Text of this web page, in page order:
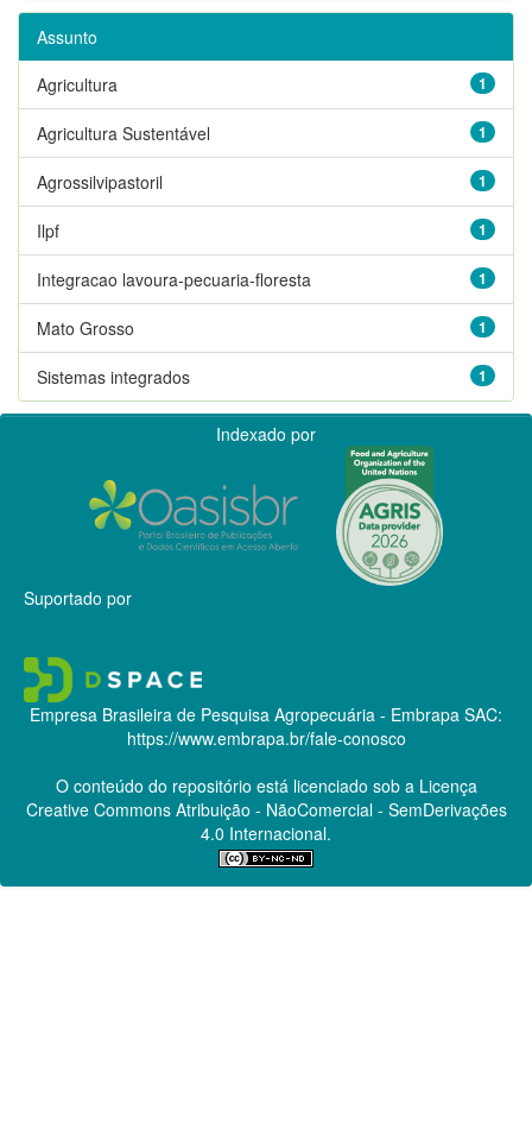
Assunto
1
Agricultura
1
Agricultura Sustentável
1
Agrossilvipastoril
1
Ilpf
1
Integracao lavoura-pecuaria-floresta
1
Mato Grosso
1
Sistemas integrados
Indexado por
Suportado por
Empresa Brasileira de Pesquisa Agropecuária - Embrapa SAC:
https://www.embrapa.br/fale-conosco
O conteúdo do repositório está licenciado sob a Licença
Creative CommonsAtribuição - NãoComercial - SemDerivações
4.0 Internacional.